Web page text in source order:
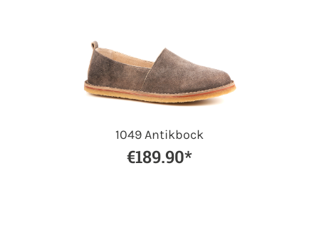
1049 Antikbock
€189.90*